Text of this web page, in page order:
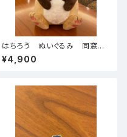
はちろう ぬいぐるみ 同窓会
スカーフ付
¥4,900